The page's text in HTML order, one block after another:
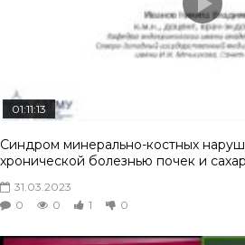
01:11:13
Синдром минерально-костных
хронической болезнью почек и
31.03.2023
0
0 1 0